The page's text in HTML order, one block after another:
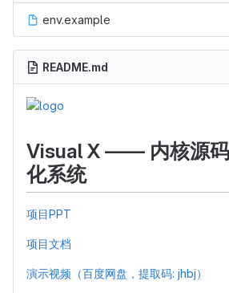
env.example
README.md
Visual X —— 内核源
化系统
项目PPT
项目文档
演示视频（百度网盘，提取码: jhbj）